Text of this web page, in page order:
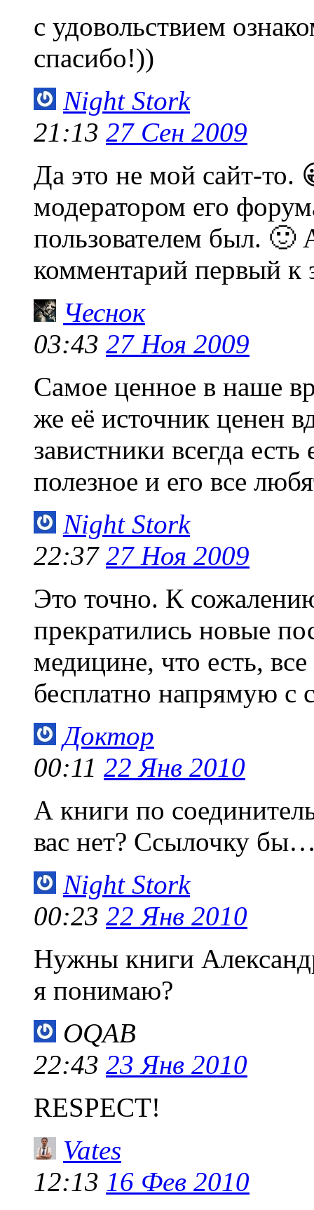
с удовольствием
спасибо!))
Night Stork
21:13 27 Сен 2009
Да это не мой сайт-то.
модератором его
пользователем был. 🙂
комментарий первый к
Чеснок
03:43 27 Ноя 2009
Самое ценное в наше
же её источник ценен
завистники всегда
полезное и его все
Night Stork
22:37 27 Ноя 2009
Это точно. К
прекратились новые
медицине, что есть,
бесплатно напрямую с
Доктор
00:11 22 Янв 2010
А книги по
вас нет? Ссылочку
Night Stork
00:23 22 Янв 2010
Нужны книги
я понимаю?
OQAB
22:43 23 Янв 2010
RESPECT!
Vates
12:13 16 Фев 2010